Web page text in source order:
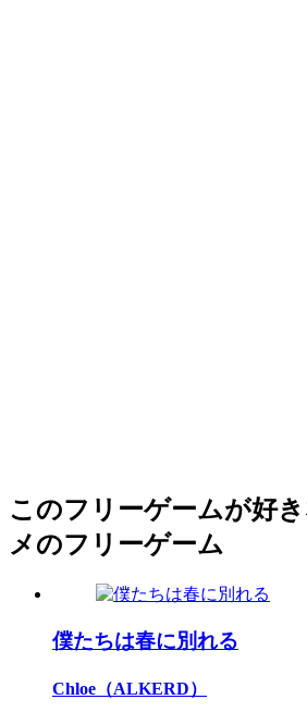
このフリーゲームが好
メのフリーゲーム
僕たちは春に別れる
Chloe（ALKERD）